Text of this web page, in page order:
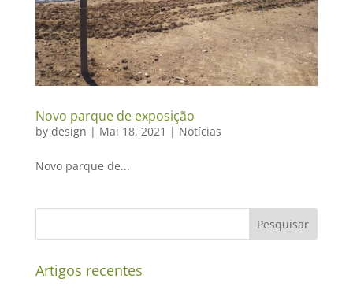
Novo parque de exposição
by design | Mai 18, 2021 | Notícias
Novo parque de...
Artigos recentes